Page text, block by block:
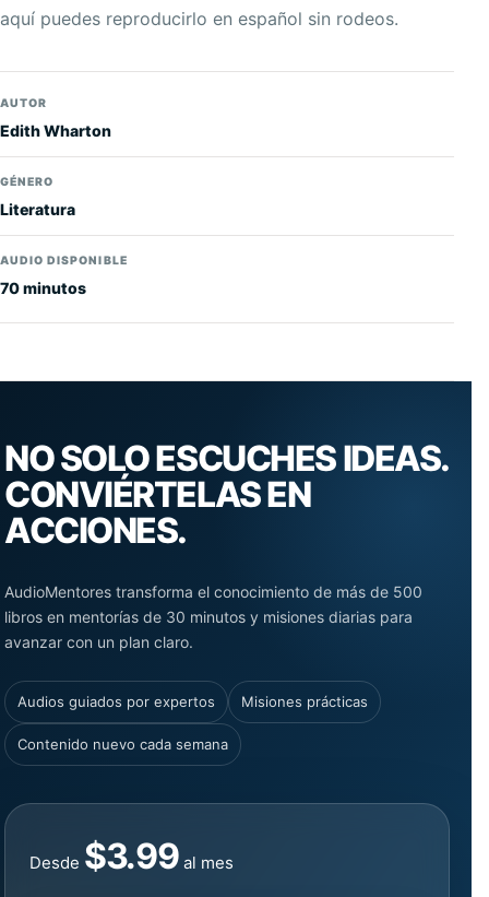
aquí puedes reproducirlo en español sin rodeos.
AUTOR
Edith Wharton
GÉNERO
Literatura
AUDIO DISPONIBLE
70 minutos
NO SOLO ESCUCHES IDEAS.
CONVIÉRTELAS EN
ACCIONES.
AudioMentores transforma el conocimiento de más de 500
libros en mentorías de 30 minutos y misiones diarias para
avanzar con un plan claro.
Audios guiados por expertos Misiones prácticas
Contenido nuevo cada semana
Desde $3.99al mes